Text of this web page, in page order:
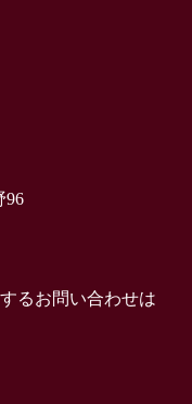
96
るお問い合わせは